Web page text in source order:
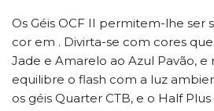
Os Géis OCF II permitem-lhe ser
cor em . Divirta-se com cores que
Jade e Amarelo ao Azul Pavão,
equilibre o flash com a luz
os géis Quarter CTB, e o Half Plus